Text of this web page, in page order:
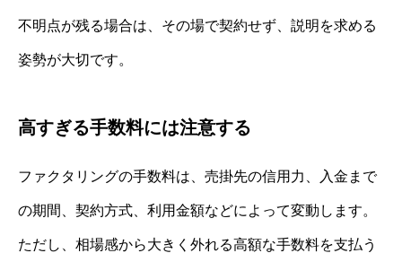
不明点が残る場合は、その場で契約せず、説明を求める
姿勢が大切です。
高すぎる手数料には注意する
ファクタリングの手数料は、売掛先の信用力、入金まで
の期間、契約方式、利用金額などによって変動します。
ただし、相場感から大きく外れる高額な手数料を支払う